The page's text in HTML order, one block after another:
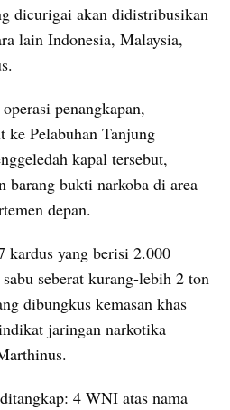
dicurigai akan didistribusikan
lain Indonesia, Malaysia,
penangkapan,
ke Pelabuhan Tanjung
kapal tersebut,
barang bukti narkoba di area
depan.
kardus yang berisi 2.000
seberat kurang-lebih 2 ton
dibungkus kemasan khas
jaringan narkotika
4 WNI atas nama